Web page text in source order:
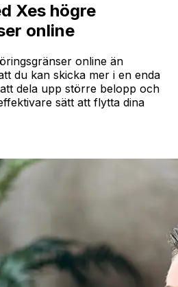
Xes högre
online
online än
du kan skicka mer i en enda
dela upp större belopp och
sätt att flytta dina